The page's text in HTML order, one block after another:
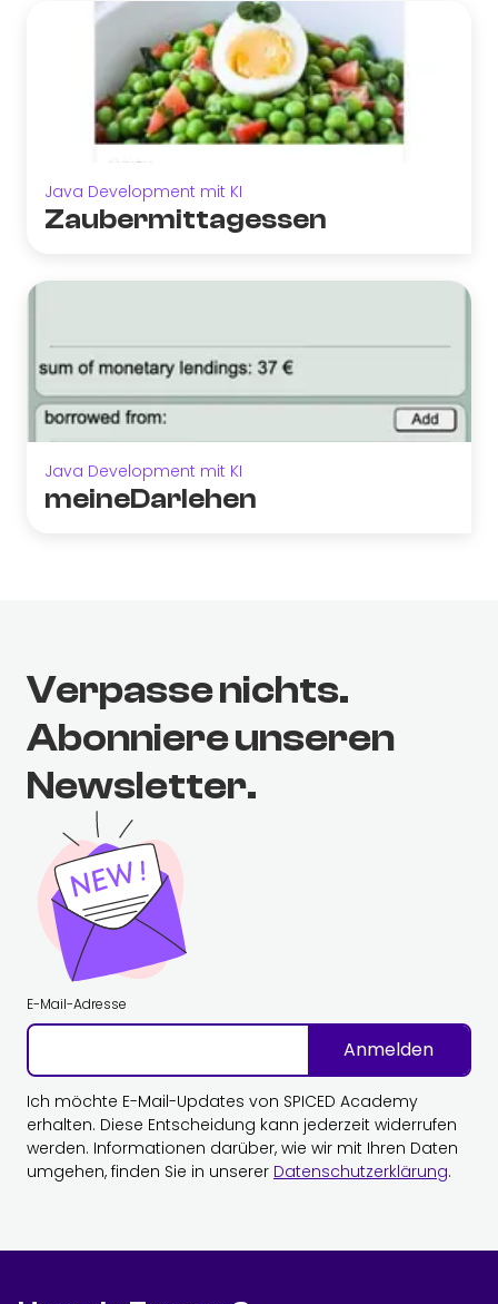
Java Development mit KI
Zaubermittagessen
Java Development mit KI
meineDarlehen
Verpasse nichts.
Abonniere unseren
Newsletter.
E-Mail-Adresse
Anmelden
Ich möchte E-Mail-Updates von SPICED Academy
erhalten. Diese Entscheidung kann jederzeit widerrufen
werden. Informationen darüber, wie wir mit Ihren Daten
umgehen, finden Sie in unserer Datenschutzerklärung.